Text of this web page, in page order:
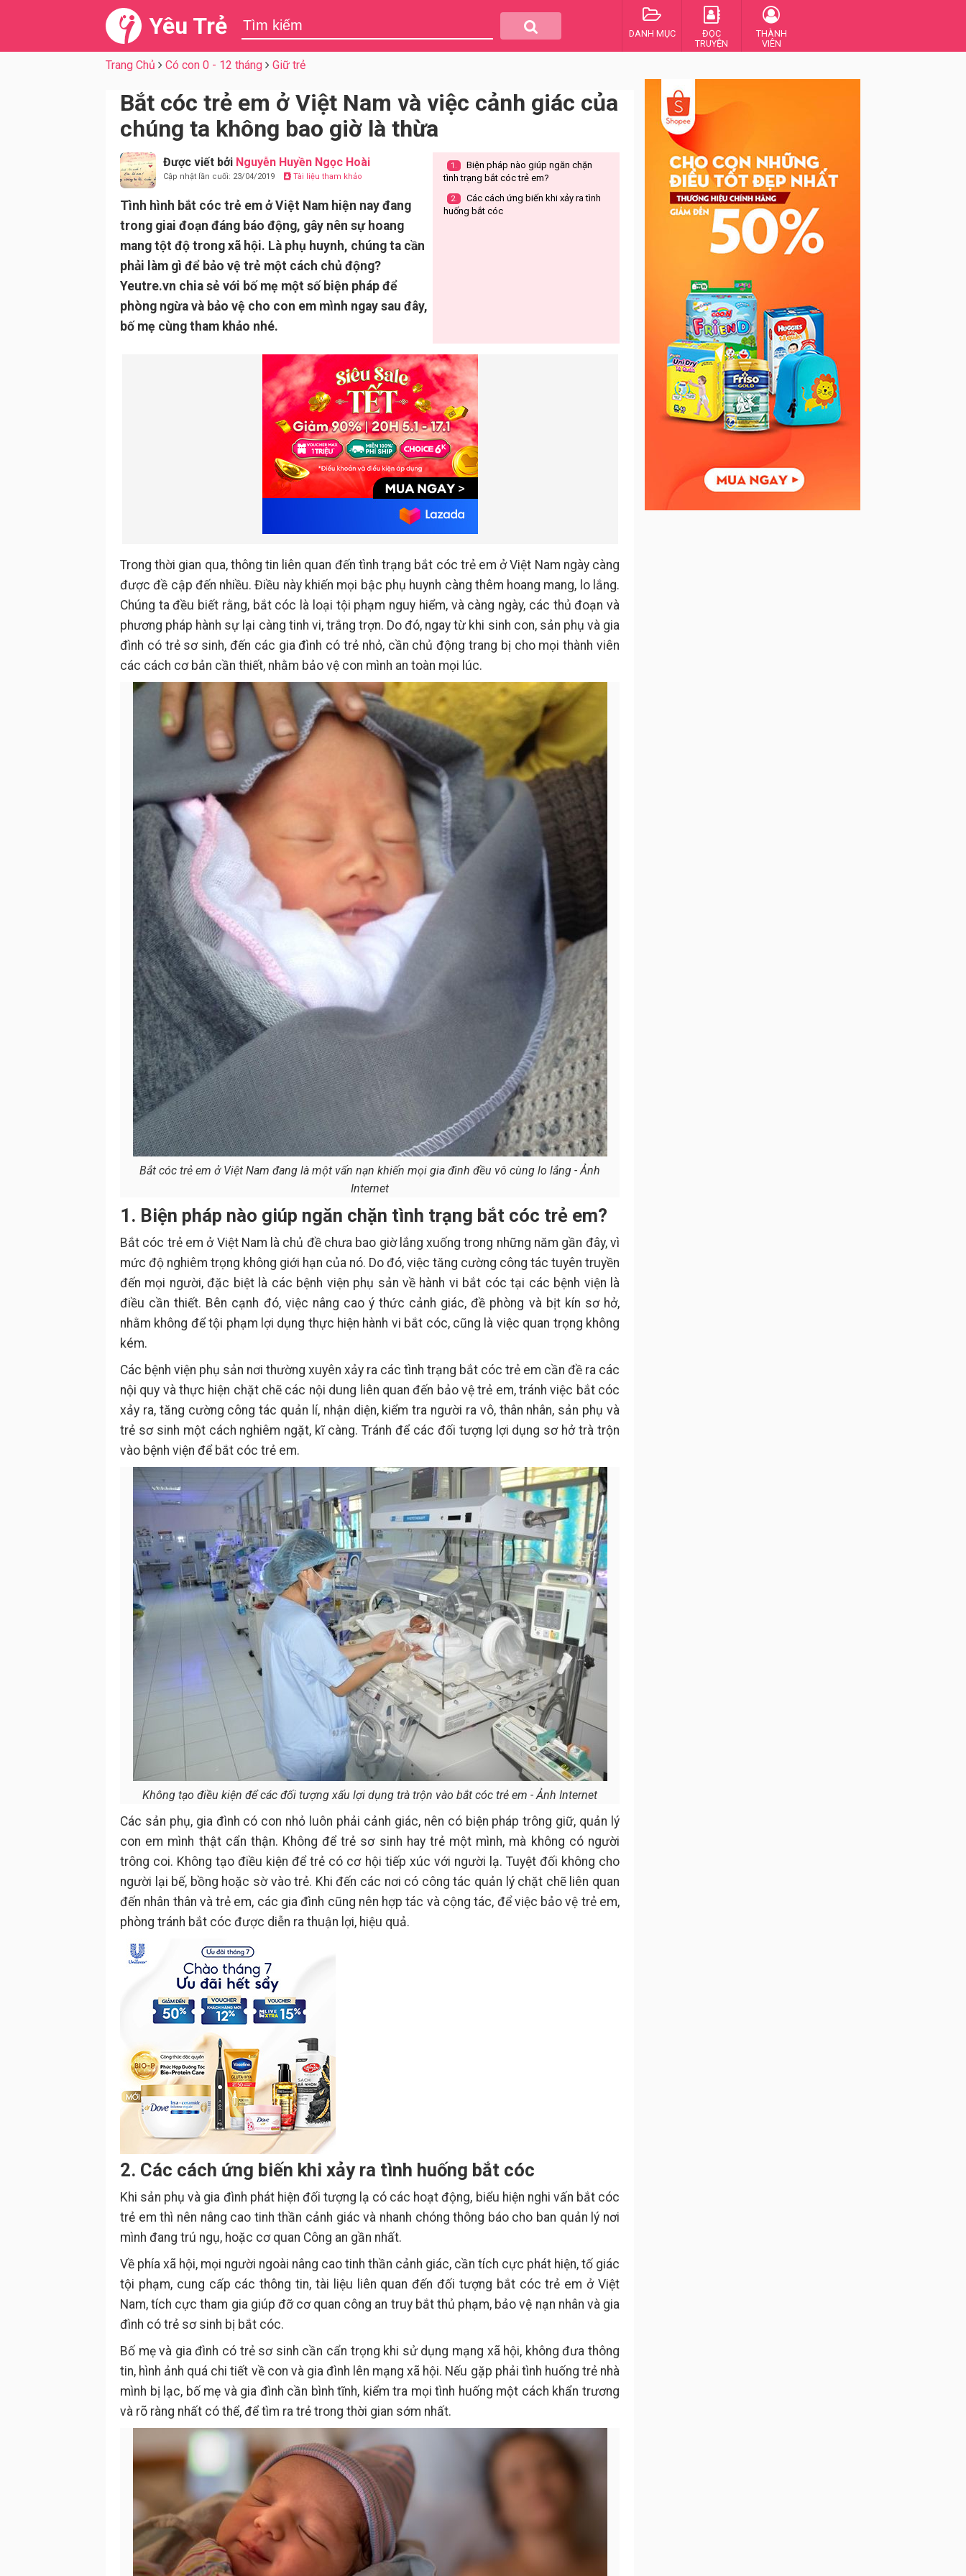
Yêu Trẻ DANH MỤC
ĐỌC
TRUYỆN
THÀNH
VIÊN
Trang Chủ Có con 0 - 12 tháng Giữ trẻ
Bắt cóc trẻ em ở Việt Nam và việc cảnh giác của
chúng ta không bao giờ là thừa
Được viết bởi Nguyễn Huyền Ngọc Hoài
Cập nhật lần cuối: 23/04/2019 Tài liệu tham khảo
Tình hình bắt cóc trẻ em ở Việt Nam hiện nay đang
trong giai đoạn đáng báo động, gây nên sự hoang
mang tột độ trong xã hội. Là phụ huynh, chúng ta cần
phải làm gì để bảo vệ trẻ một cách chủ động?
Yeutre.vn chia sẻ với bố mẹ một số biện pháp để
phòng ngừa và bảo vệ cho con em mình ngay sau đây,
bố mẹ cùng tham khảo nhé.
1.
Biện pháp nào giúp ngăn chặn
tình trạng bắt cóc trẻ em?
2.
Các cách ứng biến khi xảy ra tình
huống bắt cóc
Trong thời gian qua, thông tin liên quan đến tình trạng bắt cóc trẻ em ở Việt Nam ngày càng
được đề cập đến nhiều. Điều này khiến mọi bậc phụ huynh càng thêm hoang mang, lo lắng.
Chúng ta đều biết rằng, bắt cóc là loại tội phạm nguy hiểm, và càng ngày, các thủ đoạn và
phương pháp hành sự lại càng tinh vi, trắng trợn. Do đó, ngay từ khi sinh con, sản phụ và gia
đình có trẻ sơ sinh, đến các gia đình có trẻ nhỏ, cần chủ động trang bị cho mọi thành viên
các cách cơ bản cần thiết, nhằm bảo vệ con mình an toàn mọi lúc.
Bắt cóc trẻ em ở Việt Nam đang là một vấn nạn khiến mọi gia đình đều vô cùng lo lắng - Ảnh
Internet
1. Biện pháp nào giúp ngăn chặn tình trạng bắt cóc trẻ em?
Bắt cóc trẻ em ở Việt Nam là chủ đề chưa bao giờ lắng xuống trong những năm gần đây, vì
mức độ nghiêm trọng không giới hạn của nó. Do đó, việc tăng cường công tác tuyên truyền
đến mọi người, đặc biệt là các bệnh viện phụ sản về hành vi bắt cóc tại các bệnh viện là
điều cần thiết. Bên cạnh đó, việc nâng cao ý thức cảnh giác, đề phòng và bịt kín sơ hở,
nhằm không để tội phạm lợi dụng thực hiện hành vi bắt cóc, cũng là việc quan trọng không
kém.
Các bệnh viện phụ sản nơi thường xuyên xảy ra các tình trạng bắt cóc trẻ em cần đề ra các
nội quy và thực hiện chặt chẽ các nội dung liên quan đến bảo vệ trẻ em, tránh việc bắt cóc
xảy ra, tăng cường công tác quản lí, nhận diện, kiểm tra người ra vô, thân nhân, sản phụ và
trẻ sơ sinh một cách nghiêm ngặt, kĩ càng. Tránh để các đối tượng lợi dụng sơ hở trà trộn
vào bệnh viện để bắt cóc trẻ em.
Không tạo điều kiện để các đối tượng xấu lợi dụng trà trộn vào bắt cóc trẻ em - Ảnh Internet
Các sản phụ, gia đình có con nhỏ luôn phải cảnh giác, nên có biện pháp trông giữ, quản lý
con em mình thật cẩn thận. Không để trẻ sơ sinh hay trẻ một mình, mà không có người
trông coi. Không tạo điều kiện để trẻ có cơ hội tiếp xúc với người lạ. Tuyệt đối không cho
người lại bế, bồng hoặc sờ vào trẻ. Khi đến các nơi có công tác quản lý chặt chẽ liên quan
đến nhân thân và trẻ em, các gia đình cũng nên hợp tác và cộng tác, để việc bảo vệ trẻ em,
phòng tránh bắt cóc được diễn ra thuận lợi, hiệu quả.
2. Các cách ứng biến khi xảy ra tình huống bắt cóc
Khi sản phụ và gia đình phát hiện đối tượng lạ có các hoạt động, biểu hiện nghi vấn bắt cóc
trẻ em thì nên nâng cao tinh thần cảnh giác và nhanh chóng thông báo cho ban quản lý nơi
mình đang trú ngụ, hoặc cơ quan Công an gần nhất.
Về phía xã hội, mọi người ngoài nâng cao tinh thần cảnh giác, cần tích cực phát hiện, tố giác
tội phạm, cung cấp các thông tin, tài liệu liên quan đến đối tượng bắt cóc trẻ em ở Việt
Nam, tích cực tham gia giúp đỡ cơ quan công an truy bắt thủ phạm, bảo vệ nạn nhân và gia
đình có trẻ sơ sinh bị bắt cóc.
Bố mẹ và gia đình có trẻ sơ sinh cần cẩn trọng khi sử dụng mạng xã hội, không đưa thông
tin, hình ảnh quá chi tiết về con và gia đình lên mạng xã hội. Nếu gặp phải tình huống trẻ nhà
mình bị lạc, bố mẹ và gia đình cần bình tĩnh, kiểm tra mọi tình huống một cách khẩn trương
và rõ ràng nhất có thể, để tìm ra trẻ trong thời gian sớm nhất.